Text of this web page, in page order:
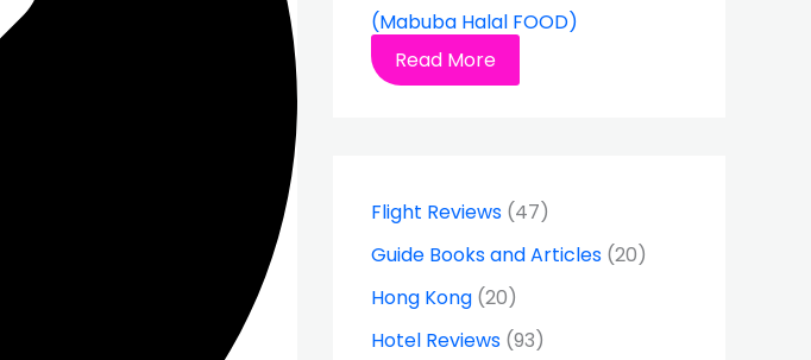
(Mabuba Halal FOOD)
Read More
Flight Reviews (47)
Guide Books and Articles (20)
Hong Kong (20)
Hotel Reviews (93)